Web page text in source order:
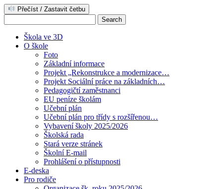
Přečíst / Zastavit četbu
Škola ve 3D
O škole
Foto
Základní informace
Projekt „Rekonstrukce a modernizace…
Projekt Sociální práce na základních…
Pedagogičtí zaměstnanci
EU peníze školám
Učební plán
Učební plán pro třídy s rozšířenou…
Vybavení školy 2025/2026
Školská rada
Stará verze stránek
Školní E-mail
Prohlášení o přístupnosti
E-deska
Pro rodiče